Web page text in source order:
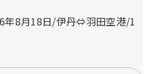
年8月18日/伊丹⇔羽田空港/1